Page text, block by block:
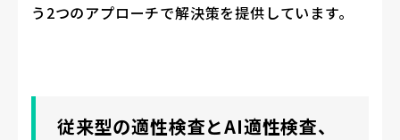
う2つのアプローチで解決策を提供しています。
従来型の適性検査とAI適性検査、